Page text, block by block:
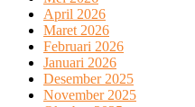
April 2026
Maret 2026
Februari 2026
Januari 2026
Desember 2025
November 2025